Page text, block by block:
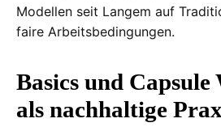
Modellen seit Langem auf
faire Arbeitsbedingungen.
Basics und
als nachhaltige